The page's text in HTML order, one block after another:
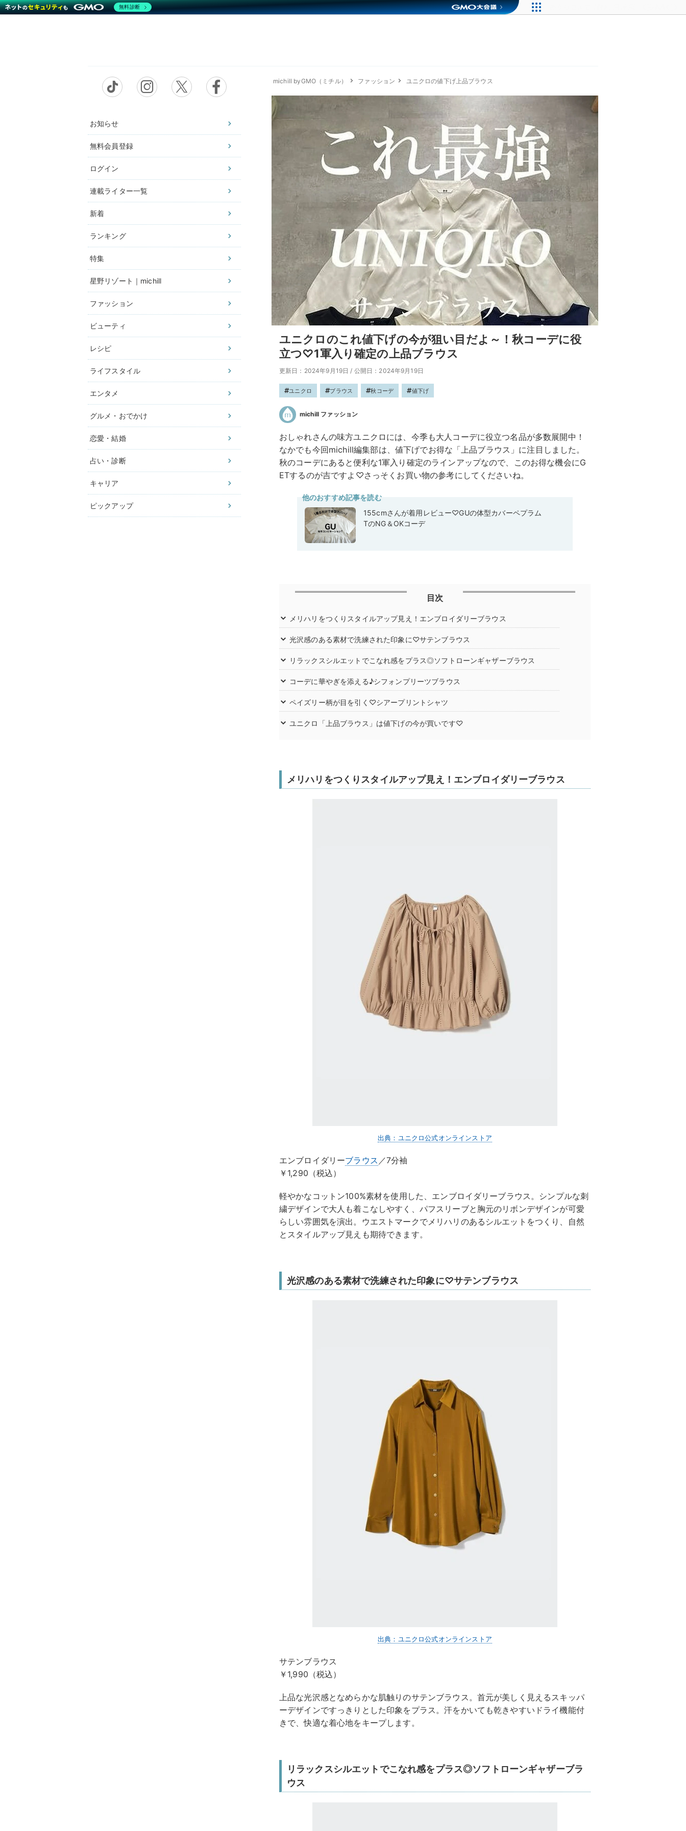
お知らせ
無料会員登録
ログイン
連載ライター一覧
新着
ランキング
特集
星野リゾート｜michill
ファッション
ビューティ
レシピ
ライフスタイル
エンタメ
グルメ・おでかけ
恋愛・結婚
占い・診断
キャリア
ピックアップ
michill byGMO（ミチル） ファッション ユニクロの値下げ上品ブラウス
ユニクロのこれ値下げの今が狙い目だよ～！秋コーデに役
立つ♡1軍入り確定の上品ブラウス
更新日：2024年9月19日 / 公開日：2024年9月19日
ユニクロ ブラウス 秋コーデ 値下げ
michill ファッション
おしゃれさんの味方ユニクロには、今季も大人コーデに役立つ名品が多数展開中！
なかでも今回michill編集部は、値下げでお得な「上品ブラウス」に注目しました。
秋のコーデにあると便利な1軍入り確定のラインアップなので、このお得な機会にG
ETするのが吉ですよ♡さっそくお買い物の参考にしてくださいね。
他のおすすめ記事を読む
155cmさんが着用レビュー♡GUの体型カバーペプラム
TのNG＆OKコーデ
目次
メリハリをつくりスタイルアップ見え！エンブロイダリーブラウス
光沢感のある素材で洗練された印象に♡サテンブラウス
リラックスシルエットでこなれ感をプラス◎ソフトローンギャザーブラウス
コーデに華やぎを添える♪シフォンプリーツブラウス
ペイズリー柄が目を引く♡シアープリントシャツ
ユニクロ「上品ブラウス」は値下げの今が買いです♡
メリハリをつくりスタイルアップ見え！エンブロイダリーブラウス
出典：ユニクロ公式オンラインストア
エンブロイダリーブラウス ／7分袖
￥1,290（税込）
軽やかなコットン100%素材を使用した、エンブロイダリーブラウス。シンプルな刺
繍デザインで大人も着こなしやすく、パフスリーブと胸元のリボンデザインが可愛
らしい雰囲気を演出。ウエストマークでメリハリのあるシルエットをつくり、自然
とスタイルアップ見えも期待できます。
光沢感のある素材で洗練された印象に♡サテンブラウス
出典：ユニクロ公式オンラインストア
サテンブラウス
￥1,990（税込）
上品な光沢感となめらかな肌触りのサテンブラウス。首元が美しく見えるスキッパ
ーデザインですっきりとした印象をプラス。汗をかいても乾きやすいドライ機能付
きで、快適な着心地をキープします。
リラックスシルエットでこなれ感をプラス◎ソフトローンギャザーブラ
ウス
無料診断